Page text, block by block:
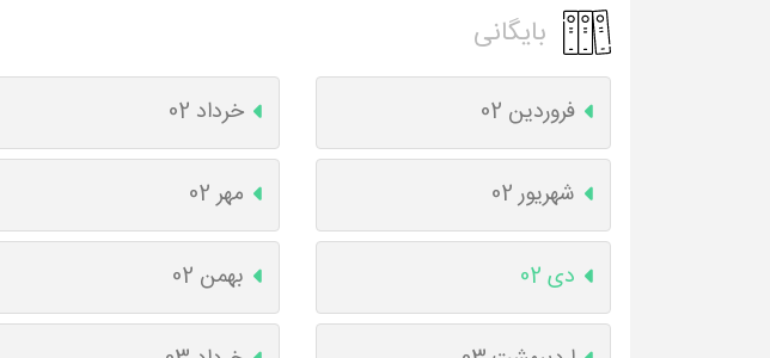
بایگانی
فروردین 02 خرداد 02
شهریور 02 مهر 02
دی 02 بهمن 02